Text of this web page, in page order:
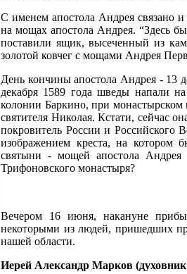
С именем апостола Андрея связано
на мощах апостола Андрея. “Здесь
поставили ящик, высеченный из
золотой ковчег с мощами Андрея
День кончины апостола Андрея - 13
декабря 1589 года шведы напали
колонии Баркино, при монастырском
святителя Николая. Кстати, сейчас
покровитель России и Российского
изображением креста, на котором
святыни - мощей апостола
Трифоновского монастыря?
Вечером 16 июня, накануне
некоторыми из людей, пришедших
нашей области.
Иерей Александр Марков